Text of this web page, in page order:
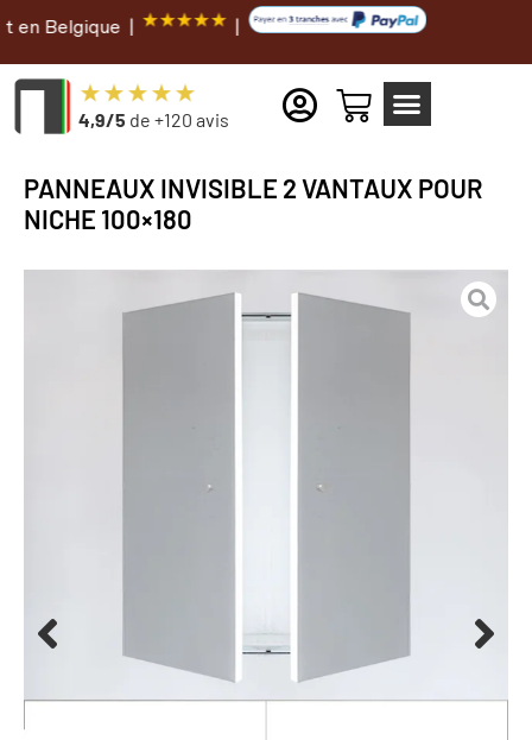
| |
4,9/5 de +120 avis
PANNEAUX INVISIBLE 2 VANTAUX POUR
NICHE 100×180